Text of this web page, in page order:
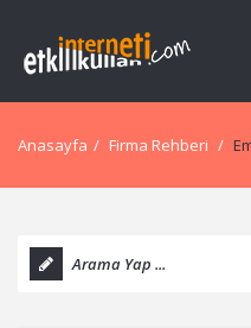
Anasayfa / Firma Rehberi /